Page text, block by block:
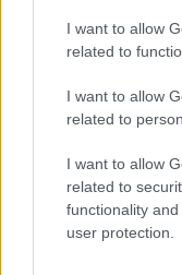
I want to allow
related to
I want to allow
related to
I want to allow
related to
functionality
user protection.
teljesen el
jelentette,
Ez körülbelül
jelentett.”
Az Israel-
való jelenléte
tiltakozások